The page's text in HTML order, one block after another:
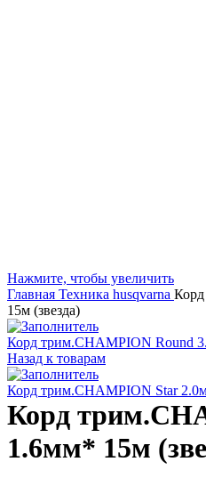
Нажмите, чтобы увеличить
Главная Техника husqvarna
15м (звезда)
Корд трим.CHAMPION Round
Назад к товарам
Корд трим.CHAMPION Star
Корд
1.6мм* 15м